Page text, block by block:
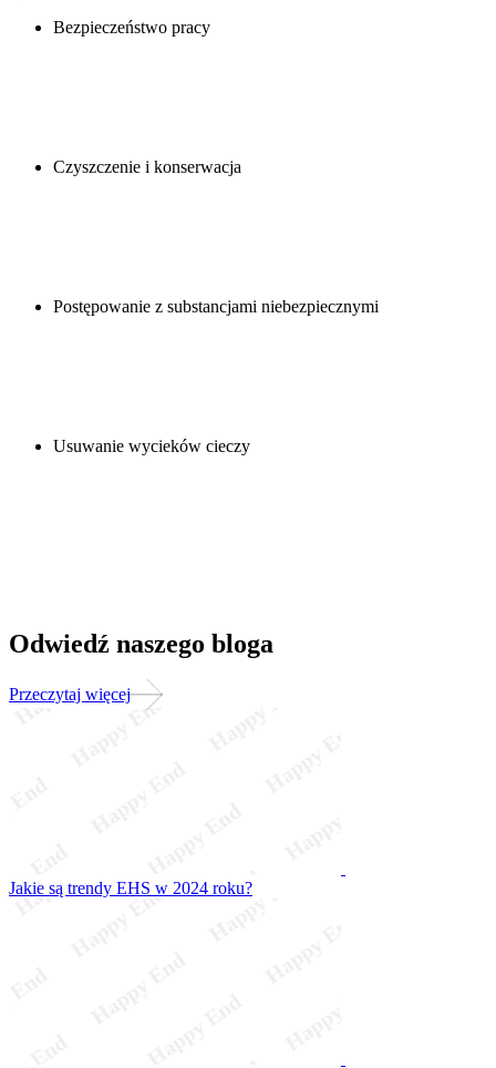
Bezpieczeństwo pracy
Czyszczenie i konserwacja
Postępowanie z substancjami niebezpiecznymi
Usuwanie wycieków cieczy
Odwiedź naszego bloga
Przeczytaj więcej
Jakie są trendy EHS w 2024 roku?